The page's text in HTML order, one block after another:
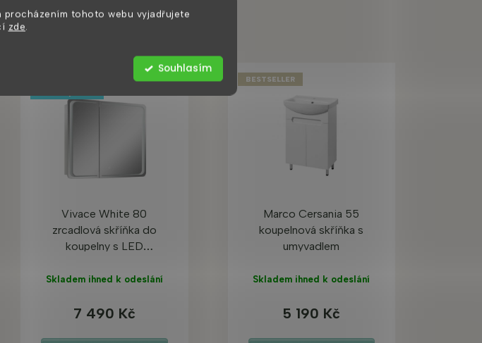
procházením tohoto webu vyjadřujete
zde.
Souhlasím
nakoupili
Vivace White 80
zrcadlová skříňka do
koupelny s LED
Skladem ihned k odeslání
7 490 Kč
BESTSELLER
Marco Cersania 55
koupelnová skříňka s
umyvadlem
Skladem ihned k odeslání
5 190 Kč